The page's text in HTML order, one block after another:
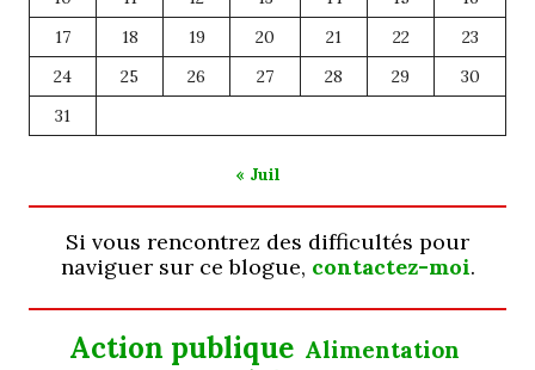
17
18 19 20 21 22
23
24
25 26 27 28 29
30
31
« Juil
Si vous rencontrez des difficultés pour
naviguer sur ce blogue, contactez-moi.
Action publique Alimentation